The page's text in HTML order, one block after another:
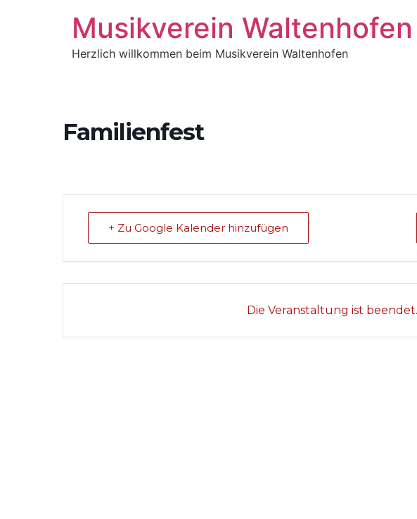
Musikverein Waltenhofen
Herzlich willkommen beim Musikverein Waltenhofen
Familienfest
+ Zu Google Kalender hinzufügen
Die Veranstaltung ist beendet.